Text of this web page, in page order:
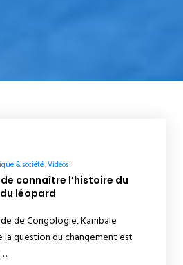
& société Vidéos
connaître l’histoire du
léopard
de Congologie, Kambale
la question du changement est